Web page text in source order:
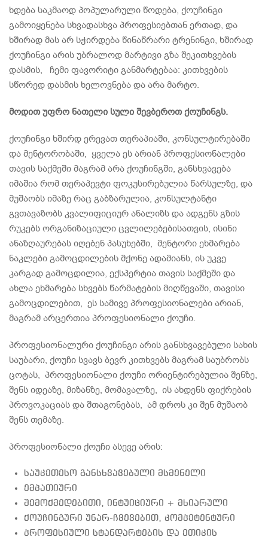
ხდება საკმაოდ პოპულარული წოდება, ქოუჩინგი
გამოიყენება სხვადასხვა პროფესიებთან ერთად, და
ხშირად მას არ სჭირდება წინაწრარი ტრენინგი, ხშირად
ქოუჩინგი არის უბრალოდ მარტივი გზა შეკითხვების
დასმის, ჩემი ფავორიტი განმარტებაა: კითხვების
სწორედ დასმის ხელოვნება და არა მარტო.
მოდით უფრო ნათელი სული შევბეროთ ქოუჩინგს.
ქოუჩინგი ხშირდ ერევათ თერაპიაში, კონსულტირებაში
და მენტორობაში, ყველა ეს არიან პროფესიონალები
თავის საქმეში მაგრამ არა ქოუჩინგში, განსხვავება
იმაშია რომ თერაპევტი ფოკუსირებულია წარსულზე, და
მუშაობს იმაზე რაც გაბზარულია, კონსულტანტი
გვთავაზობს კვალიფიციურ ანალიზს და ადგენს გზის
რუკებს ორგანიზაციული ცვლილებებისათვის, ისინი
ანაზღაურებას იღებენ პასუხებში, მენტორი ეხმარება
ნაკლები გამოცდილების მქონე ადამიანს, ის უკვე
კარგად გამოცდილია, ექსპერტია თავის საქმეში და
ახლა ეხმარება სხვებს წარმატების მიღწევაში, თავისი
გამოცდილებით, ეს სამივე პროფესიონალები არიან,
მაგრამ არცერთია პროფესიონალი ქოუჩი.
პროფესიონალური ქოუჩინგი არის განსხვავებული სახის
საუბარი, ქოუჩი სვავს ბევრ კითხვებს მაგრამ საუბრობს
ცოტას, პროფესიონალი ქოუჩი ორიენტირებულია შენზე,
შენს იდეაზე, მიზანზე, მომავალზე, ის ახდენს ფიქრების
პროვოკაციას და შთაგონებას, ამ დროს კი შენ მუშაობ
შენს თემაზე.
პროფესიონალი ქოუჩი ასევე არის:
საუკეთესო განსხვავებული მსმენელი
ემპათიური
შემოქმედებითი, ინტუიციური + მხიარული
ქოუჩინგური უნარ-ჩვევებით, კომპეტენტური
პროფესიული სტანდარტების და ეთიკის